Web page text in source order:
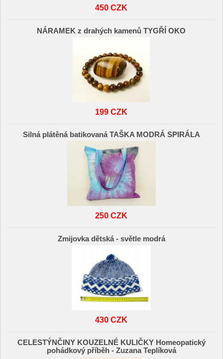
450 CZK
NÁRAMEK z drahých kamenů TYGŘÍ OKO
199 CZK
Silná plátěná batikovaná TAŠKA MODRÁ SPIRÁLA
250 CZK
Zmijovka dětská - světle modrá
430 CZK
CELESTÝNČINY KOUZELNÉ KULIČKY Homeopatický
pohádkový příběh - Zuzana Teplíková